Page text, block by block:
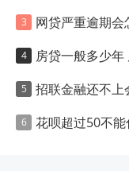
网贷严重逾期会
房贷一般多少
招联金融还不上
花呗超过50不